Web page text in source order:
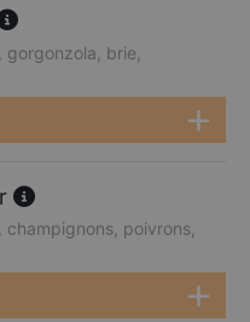
brie,
poivrons,